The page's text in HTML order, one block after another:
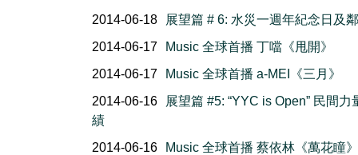
2014-06-18
展望篇 # 6: 水災一週年紀念日及
2014-06-17
Music 全球首播 丁噹《甩開》
2014-06-17
Music 全球首播 a-MEI《三月》
2014-06-16
展望篇 #5: “YYC is Open” 民間力
績
2014-06-16
Music 全球首播 蔡依林《萬花瞳》